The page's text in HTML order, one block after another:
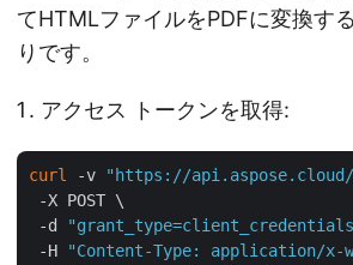
てHTMLファイルをPDFに変換す
りです。
アクセス トークンを取得:
curl -v "https://api.aspose.cloud/
-X POST \
-d
-H
"Content-Type: application/x-